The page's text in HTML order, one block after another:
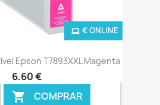
Epson T7893XXL Magenta
6,60 €
 COMPRAR
€ ONLINE